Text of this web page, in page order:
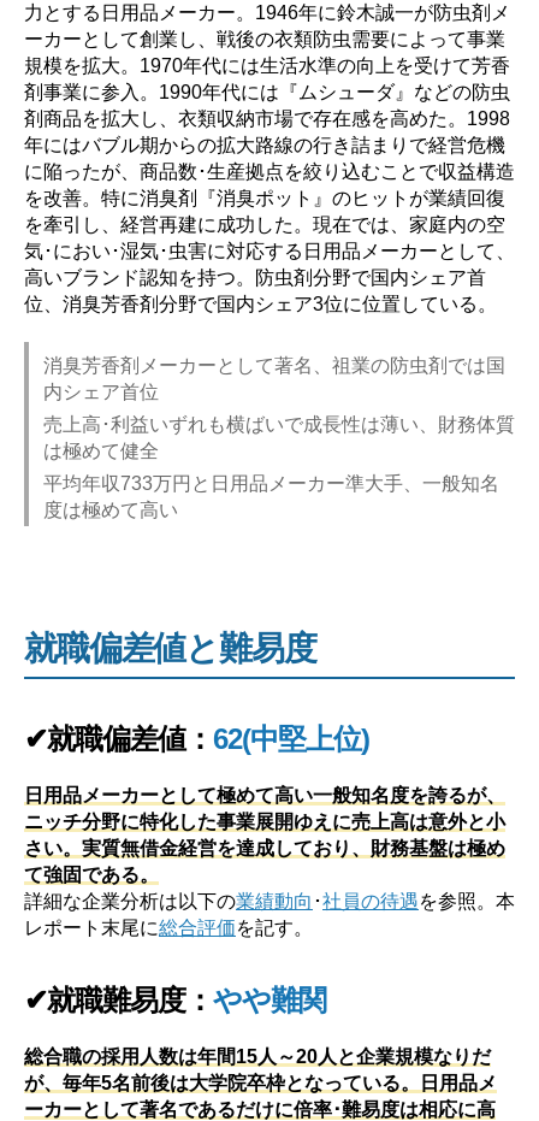
力とする日用品メーカー。1946年に鈴木誠一が防虫剤メ
ーカーとして創業し、戦後の衣類防虫需要によって事業
規模を拡大。1970年代には生活水準の向上を受けて芳香
剤事業に参入。1990年代には『ムシューダ』などの防虫
剤商品を拡大し、衣類収納市場で存在感を高めた。1998
年にはバブル期からの拡大路線の行き詰まりで経営危機
に陥ったが、商品数･生産拠点を絞り込むことで収益構造
を改善。特に消臭剤『消臭ポット』のヒットが業績回復
を牽引し、経営再建に成功した。現在では、家庭内の空
気･におい･湿気･虫害に対応する日用品メーカーとして、
高いブランド認知を持つ。防虫剤分野で国内シェア首
位、消臭芳香剤分野で国内シェア3位に位置している。
消臭芳香剤メーカーとして著名、祖業の防虫剤では国
内シェア首位
売上高･利益いずれも横ばいで成長性は薄い、財務体質
は極めて健全
平均年収733万円と日用品メーカー準大手、一般知名
度は極めて高い
就職偏差値と難易度
✔就職偏差値：62(中堅上位)
日用品メーカーとして極めて高い一般知名度を誇るが、
ニッチ分野に特化した事業展開ゆえに売上高は意外と小
さい。実質無借金経営を達成しており、財務基盤は極め
て強固である。
詳細な企業分析は以下の業績動向 ･社員の待遇を参照。本
レポート末尾に総合評価を記す。
✔就職難易度：やや難関
総合職の採用人数は年間15人～20人と企業規模なりだ
が、毎年5名前後は大学院卒枠となっている。日用品メ
ーカーとして著名であるだけに倍率･難易度は相応に高